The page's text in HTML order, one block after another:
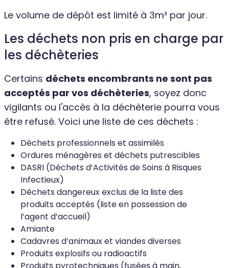
Le volume de dépôt est limité à 3m³ par jour.
Les déchets non pris en charge par
les déchèteries
Certains déchets encombrants ne sont pas
acceptés par vos déchèteries, soyez donc
vigilants ou l'accès à la déchèterie pourra vous
être refusé. Voici une liste de ces déchets :
Déchets professionnels et assimilés
Ordures ménagères et déchets putrescibles
DASRI (Déchets d’Activités de Soins à Risques
Infectieux)
Déchets dangereux exclus de la liste des
produits acceptés (liste en possession de
l’agent d’accueil)
Amiante
Cadavres d’animaux et viandes diverses
Produits explosifs ou radioactifs
Produits pyrotechniques (fusées à main,